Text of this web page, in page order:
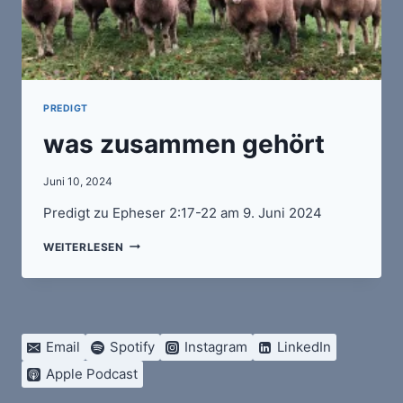
PREDIGT
was zusammen gehört
Juni 10, 2024
Predigt zu Epheser 2:17-22 am 9. Juni 2024
WEITERLESEN WAS
GEHÖRT
Email Spotify Instagram
LinkedIn
Apple Podcast